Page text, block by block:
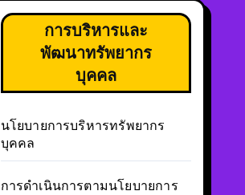
การบริหารและ
พัฒนาทรัพยากร
บุคคล
นโยบายการบริหารทรัพยากร
บุคคล
การดำเนินการตามนโยบายการ